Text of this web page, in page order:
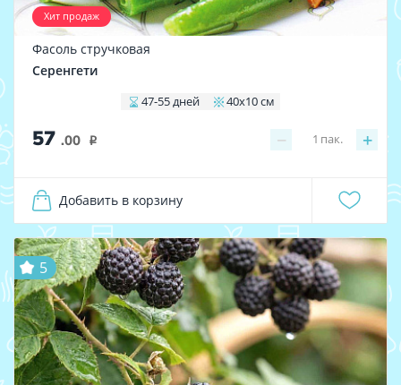
Хит продаж
Фасоль стручковая
Серенгети
47-55 дней 40х10 см
57 .00 i − +
1 пак.
Добавить в корзину
5